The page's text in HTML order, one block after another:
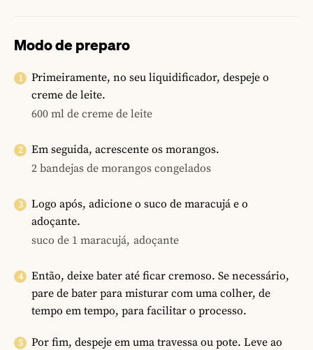
Modo de preparo
Primeiramente, no seu liquidificador, despeje o
creme de leite.
600 ml de creme de leite
Em seguida, acrescente os morangos.
2 bandejas de morangos congelados
Logo após, adicione o suco de maracujá e o
adoçante.
suco de 1 maracujá, adoçante
Então, deixe bater até ficar cremoso. Se necessário,
pare de bater para misturar com uma colher, de
tempo em tempo, para facilitar o processo.
Por fim, despeje em uma travessa ou pote. Leve ao